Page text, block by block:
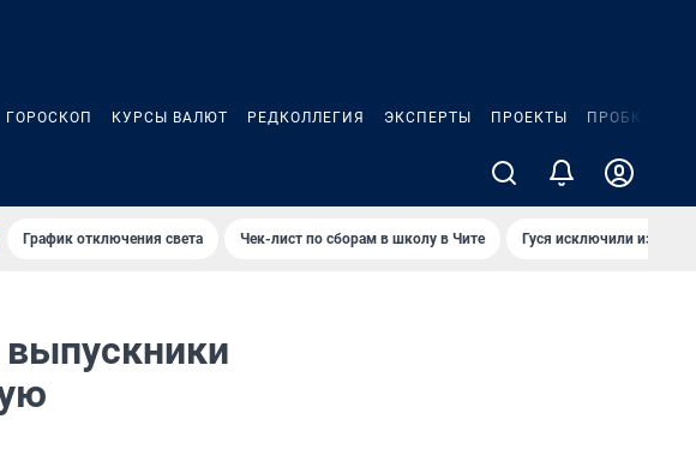
ГОРОСКОП КУРСЫ ВАЛЮТ РЕДКОЛЛЕГИЯ ЭКСПЕРТЫ ПРОЕКТЫ ПРОБКИ
График отключения света Чек-лист по сборам в школу в Чите Гуся исключили из